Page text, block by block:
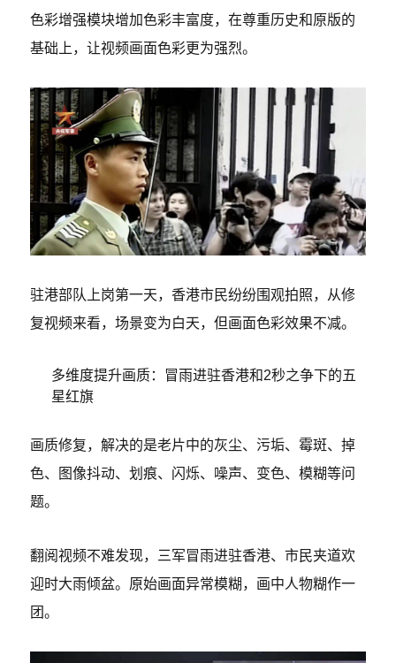
色彩增强模块增加色彩丰富度，在尊重历史和原版的
基础上，让视频画面色彩更为强烈。
驻港部队上岗第一天，香港市民纷纷围观拍照，从修
复视频来看，场景变为白天，但画面色彩效果不减。
多维度提升画质：冒雨进驻香港和2秒之争下的五
星红旗
画质修复，解决的是老片中的灰尘、污垢、霉斑、掉
色、图像抖动、划痕、闪烁、噪声、变色、模糊等问
题。
翻阅视频不难发现，三军冒雨进驻香港、市民夹道欢
迎时大雨倾盆。原始画面异常模糊，画中人物糊作一
团。